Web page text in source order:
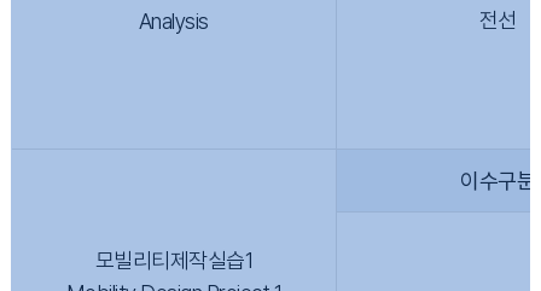
Analysis
전선
모빌리티제작실습1
이수구분